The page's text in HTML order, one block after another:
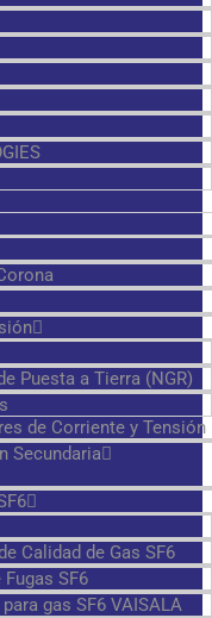
Puesta a Tierra (NGR)
de Corriente y Tensión
Secundaria
Calidad de Gas SF6
SF6
gas SF6 VAISALA